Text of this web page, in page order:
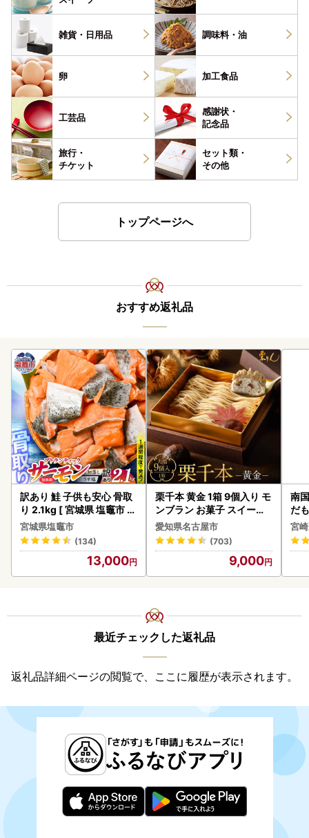
雑貨・ 日用品 調味料・ 油
卵 加工食品
工芸品
感謝状・
記念品
旅行・
チケット
セット類・
その他
トップページへ
おすすめ返礼品
訳あり 鮭 子供も安心 骨取
り 2.1kg [ 宮城県 塩竈市 ]
鮭
宮城県塩竈市
(134)
13,000
栗千本 黄金 1箱 9個入り モ
ンブラン お菓子 スイーツ
デザート モンブラン 人気
愛知県名古屋市
(703)
9,000
南
だ
ス
宮
最近チェックした返礼品
返礼品詳細ページの閲覧で、ここに履歴が表示されます。